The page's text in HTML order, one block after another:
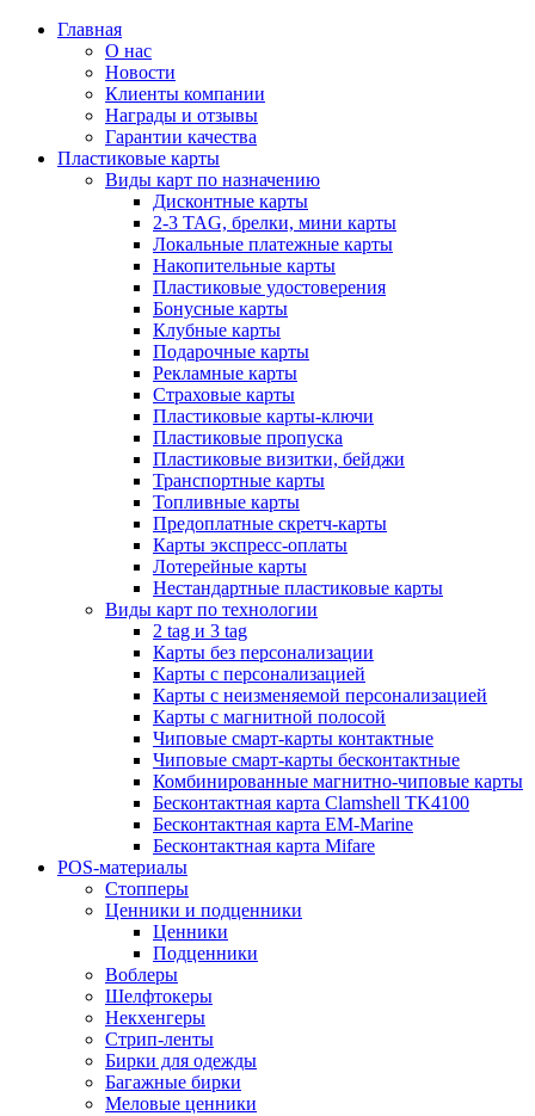
Главная
О нас
Новости
Клиенты компании
Награды и отзывы
Гарантии качества
Пластиковые карты
Виды карт по назначению
Дисконтные карты
2-3 TAG, брелки, мини карты
Локальные платежные карты
Накопительные карты
Пластиковые удостоверения
Бонусные карты
Клубные карты
Подарочные карты
Рекламные карты
Страховые карты
Пластиковые карты-ключи
Пластиковые пропуска
Пластиковые визитки, бейджи
Транспортные карты
Топливные карты
Предоплатные скретч-карты
Карты экспресс-оплаты
Лотерейные карты
Нестандартные пластиковые карты
Виды карт по технологии
2 tag и 3 tag
Карты без персонализации
Карты с персонализацией
Карты с неизменяемой персонализацией
Карты с магнитной полосой
Чиповые смарт-карты контактные
Чиповые смарт-карты бесконтактные
Комбинированные магнитно-чиповые карты
Бесконтактная карта Clamshell TK4100
Бесконтактная карта EM-Marine
Бесконтактная карта Mifare
POS-материалы
Стопперы
Ценники и подценники
Ценники
Подценники
Воблеры
Шелфтокеры
Некхенгеры
Стрип-ленты
Бирки для одежды
Багажные бирки
Меловые ценники